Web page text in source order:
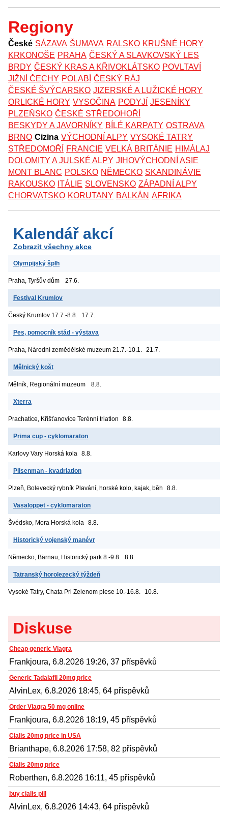
Regiony
České SÁZAVA ŠUMAVA RALSKO KRUŠNÉ HORY
KRKONOŠE PRAHA ČESKÝ A SLAVKOVSKÝ LES
BRDY ČESKÝ KRAS A KŘIVOKLÁTSKO POVLTAVÍ
JIŽNÍ ČECHY POLABÍ ČESKÝ RÁJ
ČESKÉ ŠVÝCARSKO JIZERSKÉ A LUŽICKÉ HORY
ORLICKÉ HORY VYSOČINA PODYJÍ JESENÍKY
PLZEŇSKO ČESKÉ STŘEDOHOŘÍ
BESKYDY A JAVORNÍKY BÍLÉ KARPATY OSTRAVA
BRNO Cizina VÝCHODNÍ ALPY VYSOKÉ TATRY
STŘEDOMOŘÍ
FRANCIE VELKÁ BRITÁNIE HIMÁLAJ
DOLOMITY A JULSKÉ ALPY JIHOVÝCHODNÍ ASIE
MONT BLANC POLSKO NĚMECKO SKANDINÁVIE
RAKOUSKO ITÁLIE SLOVENSKO ZÁPADNÍ ALPY
CHORVATSKO KORUTANY BALKÁN AFRIKA
Kalendář akcí
Zobrazit všechny akce
Olympijský šplh
Praha, Tyršův dům 27.6.
Festival Krumlov
Český Krumlov 17.7.-8.8. 17.7.
Pes, pomocník stád - výstava
Praha, Národní zemědělské muzeum 21.7.-10.1. 21.7.
Mělnický košt
Mělník, Regionální muzeum 8.8.
Xterra
Prachatice, Křišťanovice Terénní triatlon 8.8.
Prima cup - cyklomaraton
Karlovy Vary Horská kola 8.8.
Pilsenman - kvadriatlon
Plzeň, Bolevecký rybník Plavání, horské kolo, kajak, běh 8.8.
Vasaloppet - cyklomaraton
Švédsko, Mora Horská kola 8.8.
Historický vojenský manévr
Německo, Bärnau, Historický park 8.-9.8. 8.8.
Tatranský horolezecký týždeň
Vysoké Tatry, Chata Pri Zelenom plese 10.-16.8. 10.8.
Diskuse
Cheap generic Viagra
Frankjoura, 6.8.2026 19:26, 37 příspěvků
Generic Tadalafil 20mg price
AlvinLex, 6.8.2026 18:45, 64 příspěvků
Order Viagra 50 mg online
Frankjoura, 6.8.2026 18:19, 45 příspěvků
Cialis 20mg price in USA
Brianthape, 6.8.2026 17:58, 82 příspěvků
Cialis 20mg price
Roberthen, 6.8.2026 16:11, 45 příspěvků
buy cialis pill
AlvinLex, 6.8.2026 14:43, 64 příspěvků